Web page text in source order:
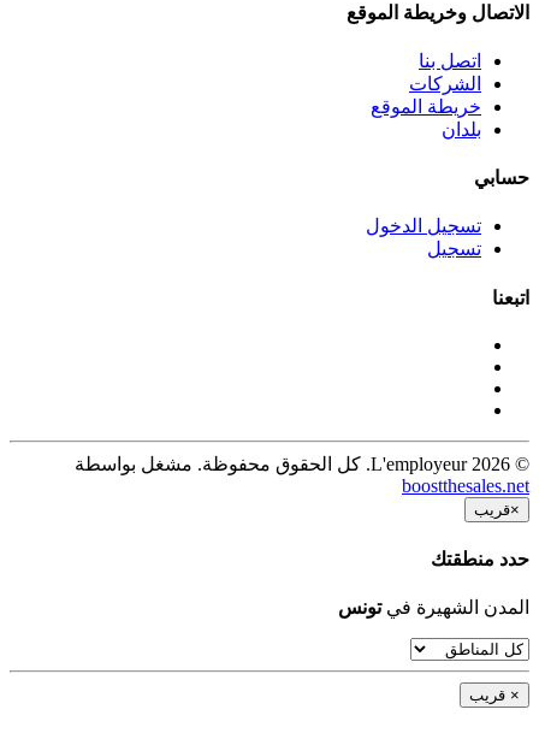
الاتصال وخريطة الموقع
اتصل بنا
الشركات
خريطة الموقع
بلدان
حسابي
تسجيل الدخول
تسجيل
اتبعنا
© 2026 L'employeur. كل الحقوق محفوظة. مشغل بواسطة
boostthesales.net
×قريب
حدد منطقتك
المدن الشهيرة فيتونس
× قريب